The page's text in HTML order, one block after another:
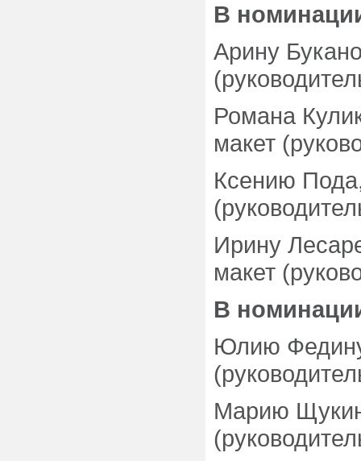
В
Арину
Романа
макет
Ксению
Ирину
макет
В
Юлию
Марию